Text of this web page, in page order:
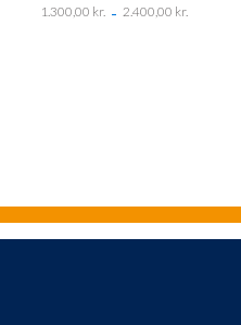
1.300,00 kr. - 2.400,00 kr.